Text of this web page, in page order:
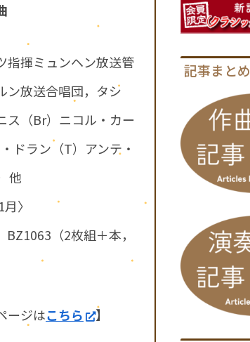
指揮ミュンヘン放送管
ン放送合唱団，タシ
ス（Br）ニコル・カー
ドラン（T）アンテ・
他
〉
BZ1063（2枚組＋本，
ージはこちら 】
記事まとめ